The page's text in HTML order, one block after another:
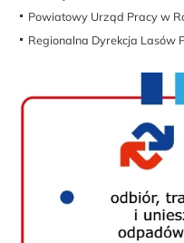
Powiatowy Urząd Pracy w
Regionalna Dyrekcja Lasów